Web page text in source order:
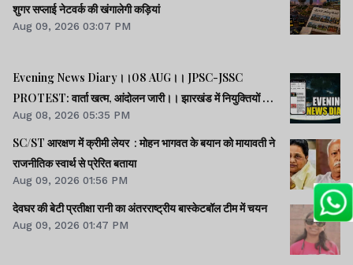
शुगर सप्लाई नेटवर्क की खंगालेगी कड़ियां
Aug 09, 2026 03:07 PM
Evening News Diary।।08 AUG।। JPSC-JSSC
PROTEST: वार्ता खत्म, आंदोलन जारी।। झारखंड में नियुक्तियों में
भ्रष्टाचार-01: विधानसभा से हुई शुरूआत।। महिला आरक्षण कानून
लागू में देर क्यों -राहुल।। समेत अन्य खबरें व वीडियो।।
Aug 08, 2026 05:35 PM
SC/ST आरक्षण में क्रीमी लेयर : मोहन भागवत के बयान को मायावती ने
राजनीतिक स्वार्थ से प्रेरित बताया
Aug 09, 2026 01:56 PM
देवघर की बेटी प्रतीक्षा रानी का अंतरराष्ट्रीय बास्केटबॉल टीम में चयन
Aug 09, 2026 01:47 PM